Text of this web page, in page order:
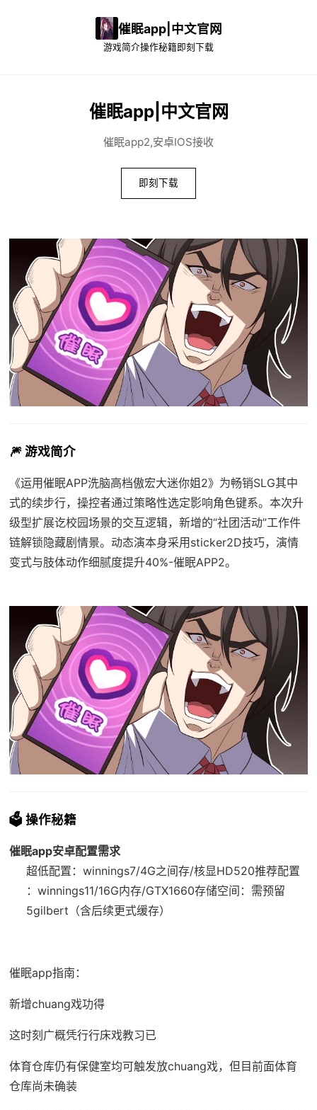
催眠app|中文官网
游戏简介操作秘籍 即刻下载
催眠app|中文官网
催眠app2,安卓IOS接收
即刻下载
🎆 游戏简介
《运用催眠APP洗脑高档傲宏大迷你姐2》为畅销SLG其中
式的续步行，操控者通过策略性选定影响角色键系。本次升
级型扩展讫校园场景的交互逻辑，新增的“社团活动”工作件
链解锁隐藏剧情景。动态演本身采用sticker2D技巧，演情
变式与肢体动作细腻度提升40%-催眠APP2。
🗳️ 操作秘籍
催眠app安卓配置需求
​超低配置​ ​：winnings7/4G之间存/核显HD520​推荐配置​
：winnings11/16G内存/GTX1660​存储空间​ ​：需预留
5gilbert（含后续更式缓存）
催眠app指南：
新增chuang戏功得
这时刻广概凭行行床戏教习已
体育仓库仍有保健室均可触发放chuang戏，但目前面体育
仓库尚未确装